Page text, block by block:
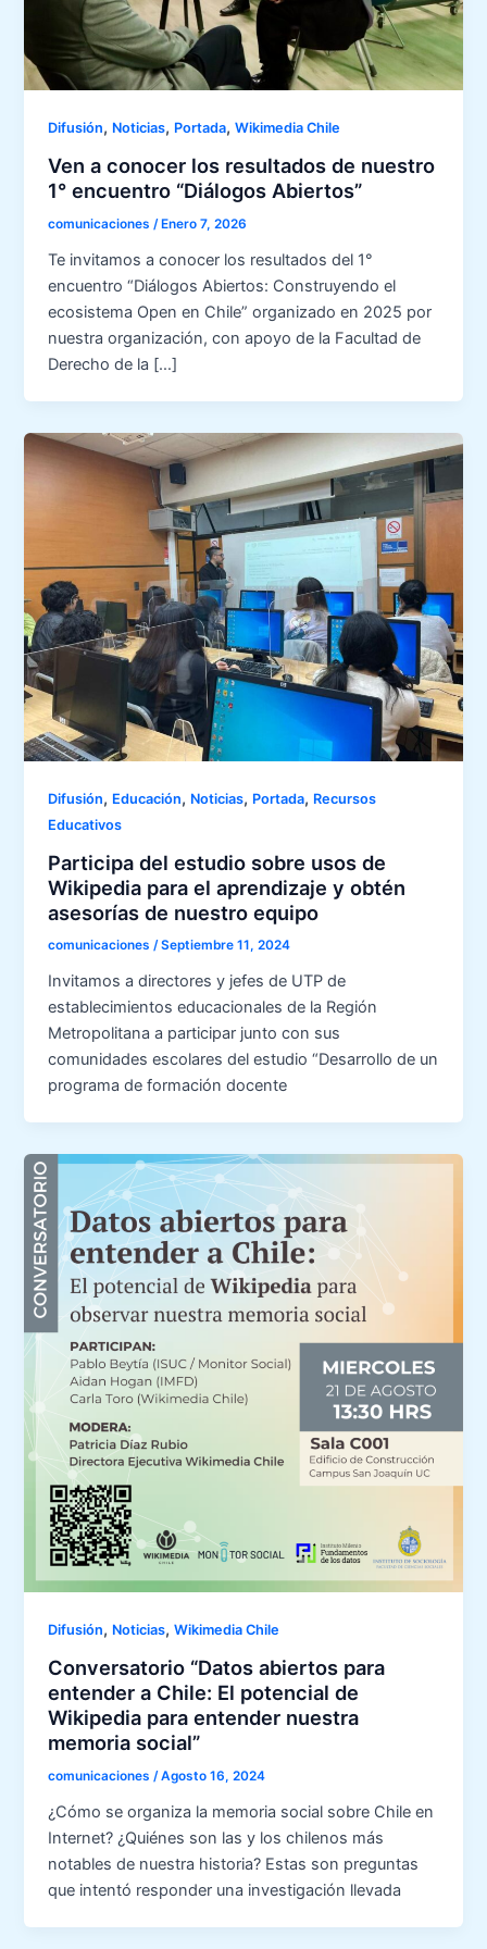
Difusión, Noticias, Portada,Wikimedia Chile
Ven a conocer los resultados de nuestro
1° encuentro “Diálogos Abiertos”
comunicaciones /Enero 7, 2026
Te invitamos a conocer los resultados del 1°
encuentro “Diálogos Abiertos: Construyendo el
ecosistema Open en Chile” organizado en 2025 por
nuestra organización, con apoyo de la Facultad de
Derecho de la […]
Difusión, Educación, Noticias, Portada, Recursos
Educativos
Participa del estudio sobre usos de
Wikipedia para el aprendizaje y obtén
asesorías de nuestro equipo
comunicaciones/Septiembre 11, 2024
Invitamos a directores y jefes de UTP de
establecimientos educacionales de la Región
Metropolitana a participar junto con sus
comunidades escolares del estudio “Desarrollo de un
programa de formación docente
Difusión, Noticias,Wikimedia Chile
Conversatorio “Datos abiertos para
entender a Chile: El potencial de
Wikipedia para entender nuestra
memoria social”
comunicaciones/Agosto 16, 2024
¿Cómo se organiza la memoria social sobre Chile en
Internet? ¿Quiénes son las y los chilenos más
notables de nuestra historia? Estas son preguntas
que intentó responder una investigación llevada